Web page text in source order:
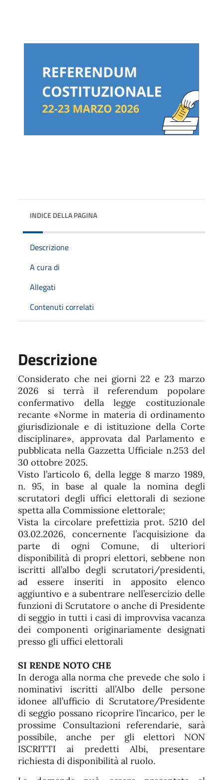
INDICE DELLA PAGINA
Descrizione
A cura di
Allegati
Contenuti correlati
Descrizione
Considerato che nei giorni 22 e 23 marzo
2026 si terrà il referendum popolare
confermativo della legge costituzionale
recante «Norme in materia di ordinamento
giurisdizionale e di istituzione della Corte
disciplinare», approvata dal Parlamento e
pubblicata nella Gazzetta Ufficiale n.253 del
30 ottobre 2025.
Visto l’articolo 6, della legge 8 marzo 1989,
n. 95, in base al quale la nomina degli
scrutatori degli uffici elettorali di sezione
spetta alla Commissione elettorale;
Vista la circolare prefettizia prot. 5210 del
03.02.2026, concernente l’acquisizione da
parte di ogni Comune, di ulteriori
disponibilità di propri elettori, sebbene non
iscritti all’albo degli scrutatori/presidenti,
ad essere inseriti in apposito elenco
aggiuntivo e a subentrare nell’esercizio delle
funzioni di Scrutatore o anche di Presidente
di seggio in tutti i casi di improvvisa vacanza
dei componenti originariamente designati
presso gli uffici elettorali
SI RENDE NOTO CHE
In deroga alla norma che prevede che solo i
nominativi iscritti all’Albo delle persone
idonee all’ufficio di Scrutatore/Presidente
di seggio possano ricoprire l’incarico, per le
prossime Consultazioni referendarie, sarà
possibile, anche per gli elettori NON
ISCRITTI ai predetti Albi, presentare
richiesta di disponibilità al ruolo.